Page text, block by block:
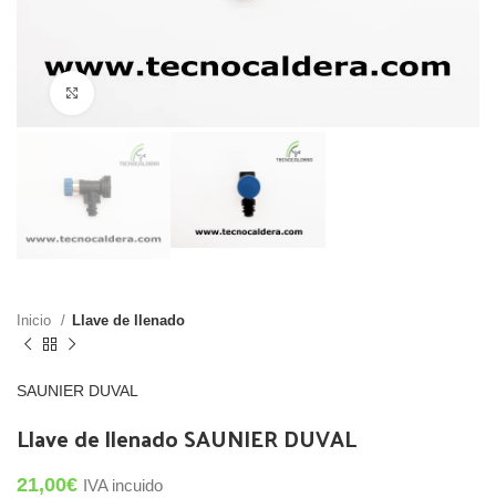
Inicio Llave de llenado
SAUNIER DUVAL
Llave de llenado SAUNIER DUVAL
21,00€ IVA incuido